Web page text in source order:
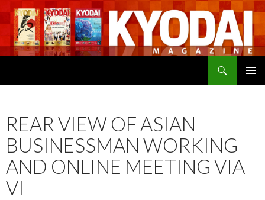
REAR VIEW OF ASIAN
BUSINESSMAN WORKING
AND ONLINE MEETING VIA
VI